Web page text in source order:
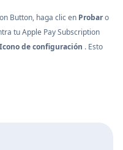
Button, haga clic en Probaro
tu Apple Pay Subscription
Icono de configuración . Esto